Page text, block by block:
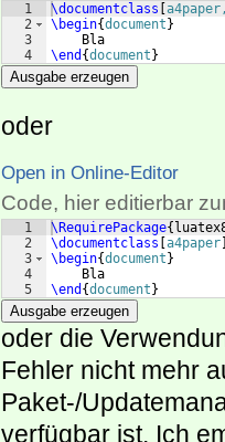
1
2
3
4
\documentclass
\begin{document }
    Bla
\end {document }
Ausgabe erzeugen
oder
Open in Online-Editor
Code, hier editierbar
1
2
3
4
5
\RequirePackage{
\documentclass a4paper
\begin{document }
    Bla
\end {document }
Ausgabe erzeugen
oder die
Fehler nicht mehr
Paket-/
verfügbar ist. Ich